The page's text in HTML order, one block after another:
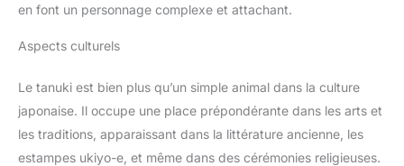
en font un personnage complexe et attachant.
Aspects culturels
Le tanuki est bien plus qu’un simple animal dans la culture
japonaise. Il occupe une place prépondérante dans les arts et
les traditions, apparaissant dans la littérature ancienne, les
estampes ukiyo-e, et même dans des cérémonies religieuses.